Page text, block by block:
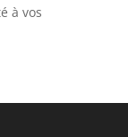
à vos